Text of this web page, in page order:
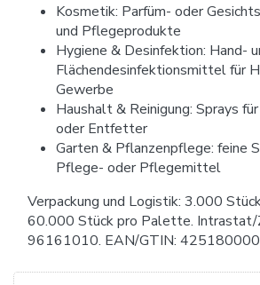
Kosmetik: Parfüm- oder
und Pflegeprodukte
Hygiene & Desinfektion: Hand-
Flächendesinfektionsmittel für
Gewerbe
Haushalt & Reinigung: Sprays
oder Entfetter
Garten & Pflanzenpflege: feine
Pflege- oder Pflegemittel
Verpackung und Logistik: 3.000
60.000 Stück pro Palette.
96161010. EAN/GTIN: